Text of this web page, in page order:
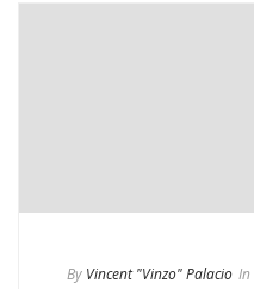
By Vincent "Vinzo" Palacio In